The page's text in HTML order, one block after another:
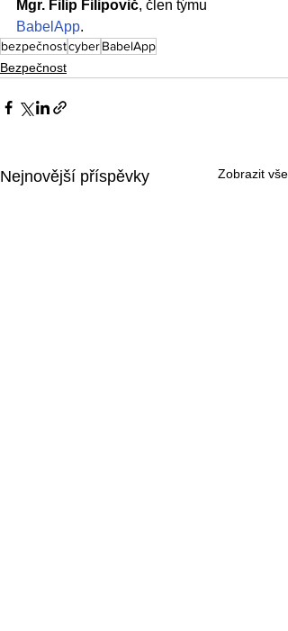
Mgr. Filip Filipovič, člen týmu
BabelApp.
bezpečnostcyberBabelApp
Bezpečnost
Nejnovější příspěvky Zobrazit vše